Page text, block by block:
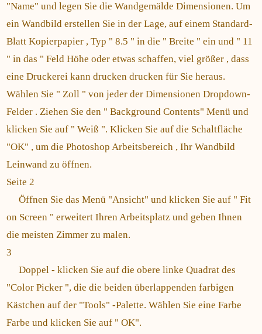
"Name" und legen Sie die Wandgemälde Dimensionen. Um
ein Wandbild erstellen Sie in der Lage, auf einem Standard-
Blatt Kopierpapier , Typ " 8.5 " in die " Breite " ein und " 11
" in das " Feld Höhe oder etwas schaffen, viel größer , dass
eine Druckerei kann drucken drucken für Sie heraus.
Wählen Sie " Zoll " von jeder der Dimensionen Dropdown-
Felder . Ziehen Sie den " Background Contents" Menü und
klicken Sie auf " Weiß ". Klicken Sie auf die Schaltfläche
"OK" , um die Photoshop Arbeitsbereich , Ihr Wandbild
Leinwand zu öffnen.
Seite 2
Öffnen Sie das Menü "Ansicht" und klicken Sie auf " Fit
on Screen " erweitert Ihren Arbeitsplatz und geben Ihnen
die meisten Zimmer zu malen.
3
Doppel - klicken Sie auf die obere linke Quadrat des
"Color Picker ", die die beiden überlappenden farbigen
Kästchen auf der "Tools" -Palette. Wählen Sie eine Farbe
Farbe und klicken Sie auf " OK".